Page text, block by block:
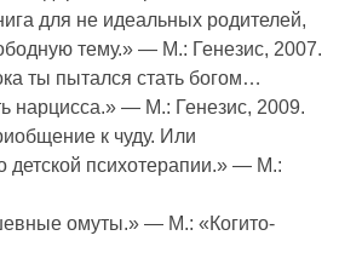
для не идеальных родителей,
тему.» — М.: Генезис, 2007.
ты пытался стать богом…
нарцисса.» — М.: Генезис, 2009.
к чуду. Или
детской психотерапии.» — М.:
омуты.» — М.: «Когито-